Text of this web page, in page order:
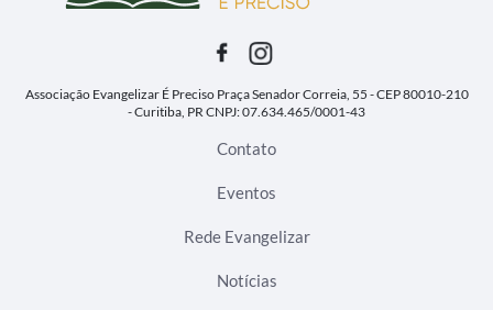
Associação Evangelizar É PrecisoPraça Senador Correia, 55 - CEP 80010-210
- Curitiba, PRCNPJ: 07.634.465/0001-43
Contato
Eventos
Rede Evangelizar
Notícias